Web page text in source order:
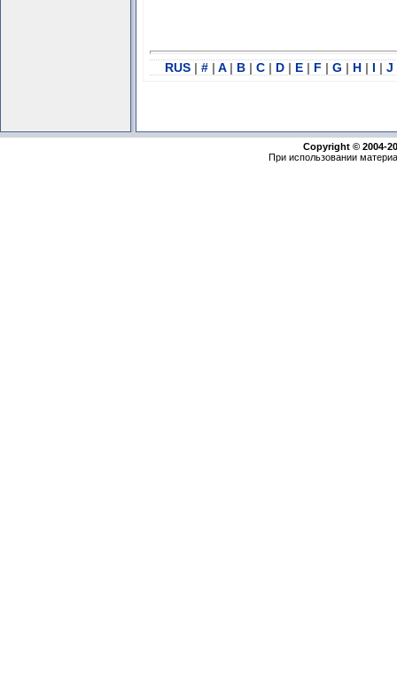
RUS | # | A | B | C | D | E | F | G | H | I | J
Copyright © 2004-
При использовании